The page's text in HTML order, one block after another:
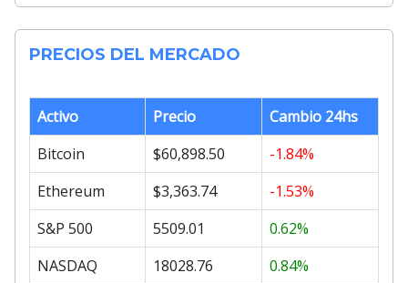
PRECIOS DEL MERCADO
Activo Precio
Cambio 24hs
Bitcoin
$60,898.50
-1.84%
Ethereum
$3,363.74
-1.53%
S&P 500
5509.01
0.62%
NASDAQ
18028.76 0.84%